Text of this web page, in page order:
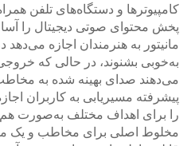
کامپیوترها و دستگاه‌های تلفن
پخش محتوای صوتی دیجیتال را
مانیتور به هنرمندان اجازه
به‌خوبی بشنوند، در حالی که
می‌دهند صدای بهینه شده به
پیشرفته مسیریابی به کاربران
را برای اهداف مختلف به‌صورت
مخلوط اصلی برای مخاطب و یک